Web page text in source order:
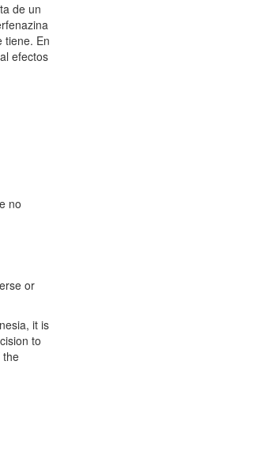
de un
tiene. En
efectos
no
or
it is
to
the